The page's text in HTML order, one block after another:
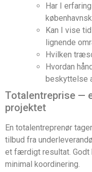
Har I
Kan I vise
lignende
Hvilken
Hvordan
beskyttelse
Totalentreprise —
projektet
En totalentreprenør
tilbud fra
et færdigt resultat. Godt
minimal koordinering.